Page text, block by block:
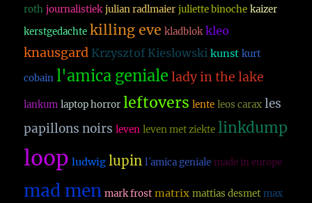
roth journalistiek julian radlmaier juliette binoche kaizer
kerstgedachte killing eve kladblok kleo
knausgard Krzysztof Kieslowski kunst kurt
cobain l'amica geniale lady in the lake
lankum laptop horror leftovers lente leos carax les
papillons noirs leven leven met ziekte linkdump
loop ludwig lupin l´amica geniale made in europe
mad men mark frost matrix mattias desmet max